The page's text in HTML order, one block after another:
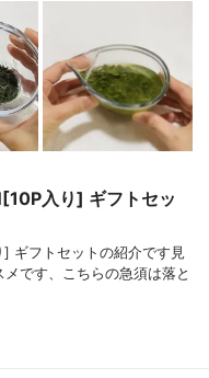
入り] ギフトセッ
ギフトセットの紹介です見
です、こちらの急須は落と